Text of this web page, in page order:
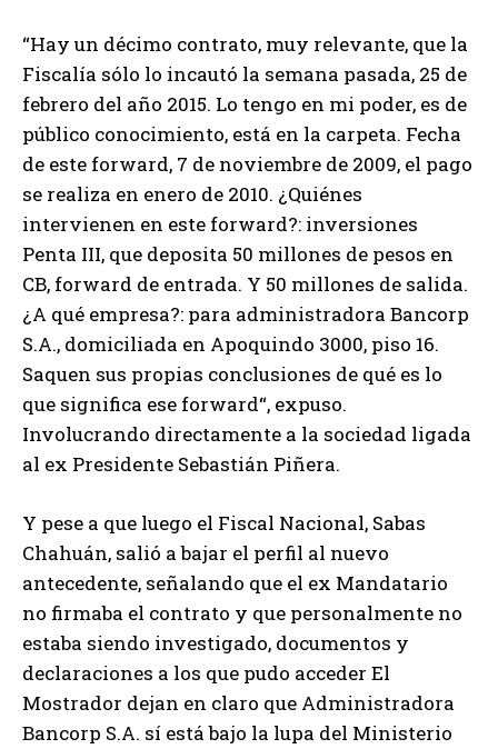
“Hay un décimo contrato, muy relevante, que la
Fiscalía sólo lo incautó la semana pasada, 25 de
febrero del año 2015. Lo tengo en mi poder, es de
público conocimiento, está en la carpeta. Fecha
de este forward, 7 de noviembre de 2009, el pago
se realiza en enero de 2010. ¿Quiénes
intervienen en este forward?: inversiones
Penta III, que deposita 50 millones de pesos en
CB, forward de entrada. Y 50 millones de salida.
¿A qué empresa?: para administradora Bancorp
S.A., domiciliada en Apoquindo 3000, piso 16.
Saquen sus propias conclusiones de qué es lo
que significa ese forward“, expuso.
Involucrando directamente a la sociedad ligada
al ex Presidente Sebastián Piñera.
Y pese a que luego el Fiscal Nacional, Sabas
Chahuán, salió a bajar el perfil al nuevo
antecedente, señalando que el ex Mandatario
no firmaba el contrato y que personalmente no
estaba siendo investigado, documentos y
declaraciones a los que pudo acceder El
Mostrador dejan en claro que Administradora
Bancorp S.A. sí está bajo la lupa del Ministerio